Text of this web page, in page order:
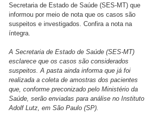
Secretaria de Estado de Saúde (SES-MT) que
informou por meio de nota que os casos são
suspeitos e investigados. Confira a nota na
íntegra.
A Secretaria de Estado de Saúde (SES-MT)
esclarece que os casos são considerados
suspeitos. A pasta ainda informa que já foi
realizada a coleta de amostras dos pacientes
que, conforme preconizado pelo Ministério da
Saúde, serão enviadas para análise no Instituto
Adolf Lutz, em São Paulo (SP).